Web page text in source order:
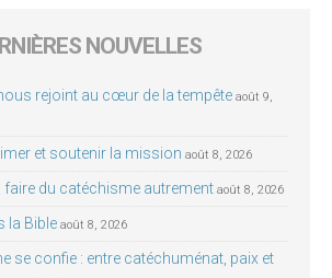
NOUVELLES
rejoint au cœur de la tempête août 9,
et soutenir la mission août 8, 2026
faire du catéchisme autrement août 8, 2026
la Bible août 8, 2026
se confie : entre catéchuménat, paix et